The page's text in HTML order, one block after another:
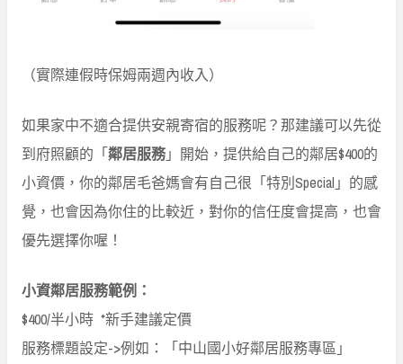
（實際連假時保姆兩週內收入）
如果家中不適合提供安親寄宿的服務呢？那建議可以先從
到府照顧的「鄰居服務」開始，提供給自己的鄰居$400的
小資價，你的鄰居毛爸媽會有自己很「特別Special」的感
覺，也會因為你住的比較近，對你的信任度會提高，也會
優先選擇你喔！
小資鄰居服務範例：
$400/半小時 *新手建議定價
服務標題設定->例如：「中山國小好鄰居服務專區」